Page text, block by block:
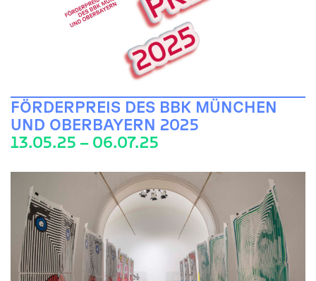
FÖRDERPREIS DES BBK MÜNCHEN
UND OBERBAYERN 2025
13.05.25 – 06.07.25